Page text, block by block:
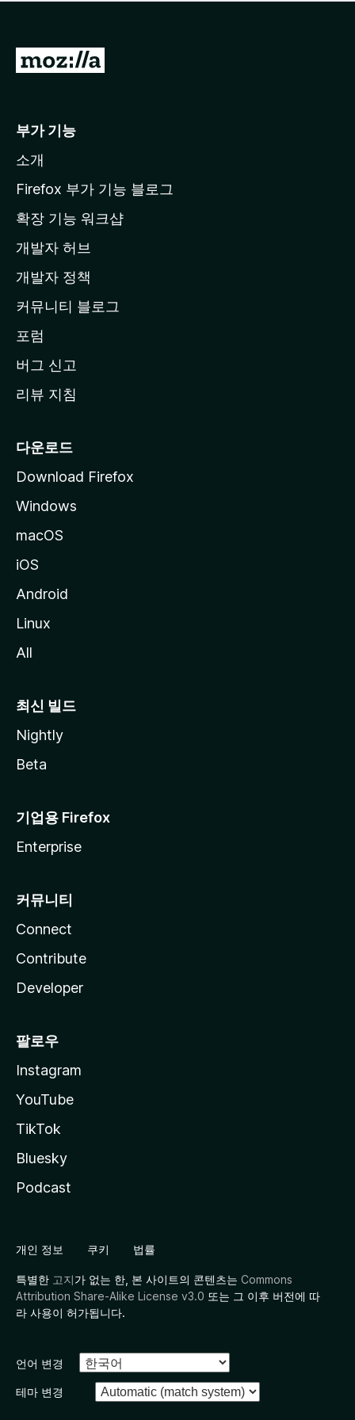
점
습
니
M
l
a
페
이
지
이
동
부가 기능
소개
Firefox 부가 기능 블로그
확장 기능 워크샵
개발자 허브
개발자 정책
커뮤니티 블로그
포럼
버그 신고
리뷰 지침
다운로드
Download Firefox
Windows
macOS
iOS
Android
Linux
All
최신 빌드
Nightly
Beta
기업용 Firefox
Enterprise
커뮤니티
Connect
Contribute
Developer
팔로우
Instagram
YouTube
TikTok
Bluesky
Podcast
개인 정보 쿠키 법률
특별한 고지가 없는 한, 본 사이트의 콘텐츠는 Commons
Attribution Share-Alike License v3.0 또는 그 이후 버전에 따
라 사용이 허가됩니다.
언어 변경
테마 변경